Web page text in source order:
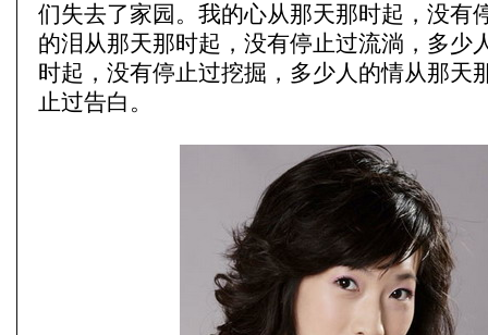
们失去了家园。我的心从那天那时起，没有
的泪从那天那时起，没有停止过流淌，多少
时起，没有停止过挖掘，多少人的情从那天
止过告白。